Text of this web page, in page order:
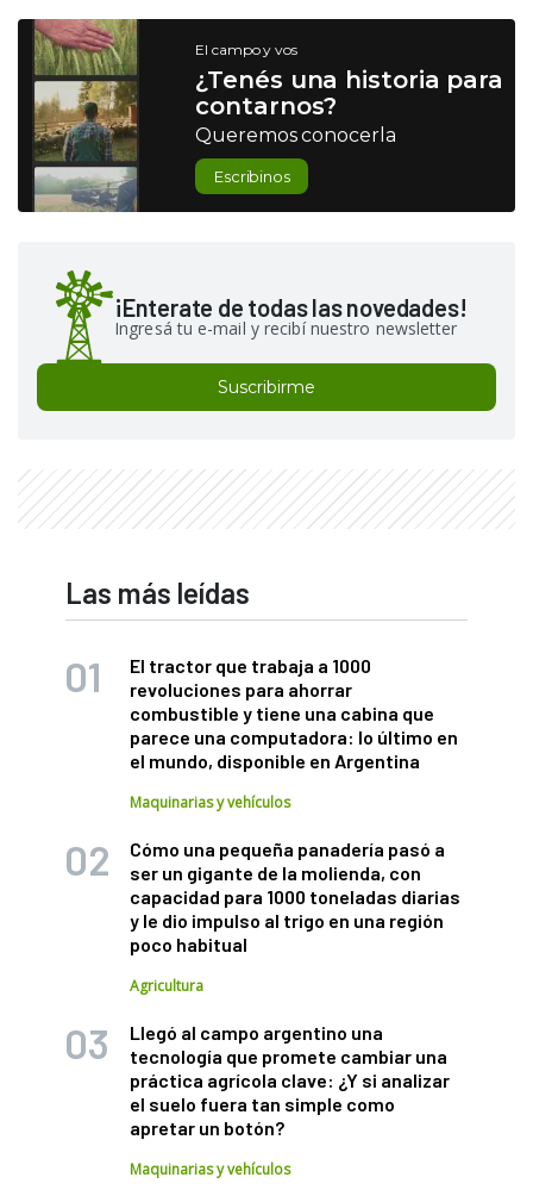
El campo y vos
¿Tenés una historia para
contarnos?
Queremos conocerla
Escribinos
¡Enterate de todas las novedades!
Ingresá tu e-mail y recibí nuestro newsletter
Suscribirme
Las más leídas
El tractor que trabaja a 1000
revoluciones para ahorrar
combustible y tiene una cabina que
parece una computadora: lo último en
el mundo, disponible en Argentina
Maquinarias y vehículos
Cómo una pequeña panadería pasó a
ser un gigante de la molienda, con
capacidad para 1000 toneladas diarias
y le dio impulso al trigo en una región
poco habitual
Agricultura
Llegó al campo argentino una
tecnología que promete cambiar una
práctica agrícola clave: ¿Y si analizar
el suelo fuera tan simple como
apretar un botón?
Maquinarias y vehículos